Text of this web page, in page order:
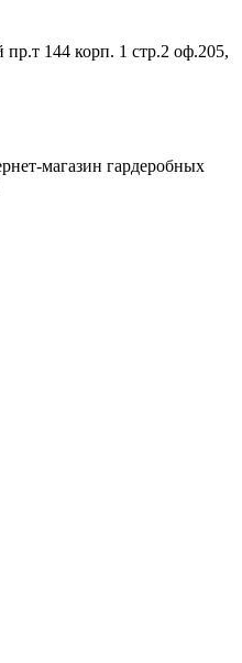
144 корп. 1 стр.2 оф.205,
магазин гардеробных